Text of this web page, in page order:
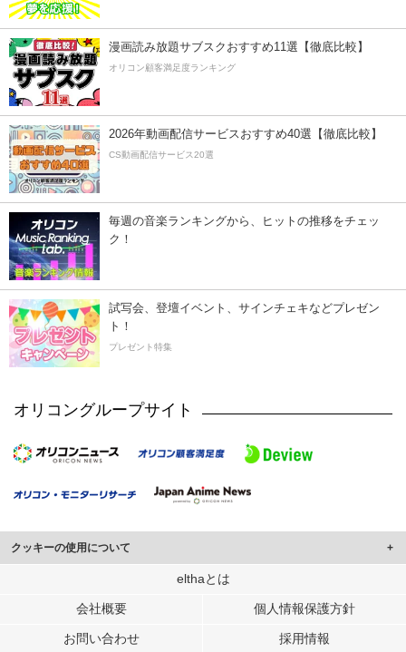
漫画読み放題サブスクおすすめ11選【徹底比較】
オリコン顧客満足度ランキング
2026年動画配信サービスおすすめ40選【徹底比較】
CS動画配信サービス20選
毎週の音楽ランキングから、ヒットの推移をチェッ
ク！
試写会、登壇イベント、サインチェキなどプレゼン
ト！
プレゼント特集
オリコングループサイト
クッキーの使用について
このサイトでは Cookie を使用して、ユーザーに合わせたコンテンツや広告の
行っています。
メディアや広告配信、データ解析の各パートナーに提供しています。
elthaとは
会社概要 個人情報保護方針
お問い合わせ 採用情報